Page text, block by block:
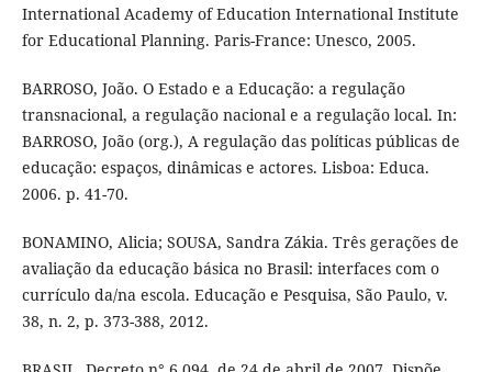
International Academy of Education International Institute
for Educational Planning. Paris-France: Unesco, 2005.
BARROSO, João. O Estado e a Educação: a regulação
transnacional, a regulação nacional e a regulação local. In:
BARROSO, João (org.), A regulação das políticas públicas de
educação: espaços, dinâmicas e actores. Lisboa: Educa.
2006. p. 41-70.
BONAMINO, Alicia; SOUSA, Sandra Zákia. Três gerações de
avaliação da educação básica no Brasil: interfaces com o
currículo da/na escola. Educação e Pesquisa, São Paulo, v.
38, n. 2, p. 373-388, 2012.